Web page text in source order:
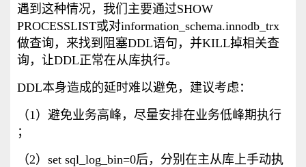
遇到这种情况，我们主要通过SHOW
PROCESSLIST或对information_schema.innodb_trx
做查询，来找到阻塞DDL语句，并KILL掉相关查
询，让DDL正常在从库执行。
DDL本身造成的延时难以避免，建议考虑：
（1）避免业务高峰，尽量安排在业务低峰期执行
；
（2）set sql_log_bin=0后，分别在主从库上手动执